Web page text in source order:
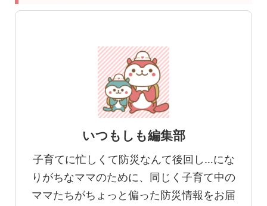
いつもしも編集部
子育てに忙しくて防災なんて後回し…にな
りがちなママのために、同じく子育て中の
ママたちがちょっと偏った防災情報をお届